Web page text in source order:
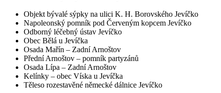
Objekt bývalé sýpky na ulici K. H. Borovského Jevíčko
Napoleonský pomník pod Červeným kopcem Jevíčko
Odborný léčebný ústav Jevíčko
Obec Bělá u Jevíčka
Osada Mařín – Zadní Arnoštov
Přední Arnoštov – pomník partyzánů
Osada Lípa – Zadní Arnoštov
Kelínky – obec Víska u Jevíčka
Těleso rozestavěné německé dálnice Jevíčko